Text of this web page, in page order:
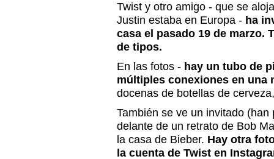
Twist y otro amigo - que se
Justin estaba en Europa - ha
casa el pasado 19 de marzo.
de tipos.
En las fotos - hay un tubo de
múltiples conexiones en una
docenas de botellas de
También se ve un invitado
delante de un retrato de Bob
la casa de Bieber. Hay otra
la cuenta de Twist en